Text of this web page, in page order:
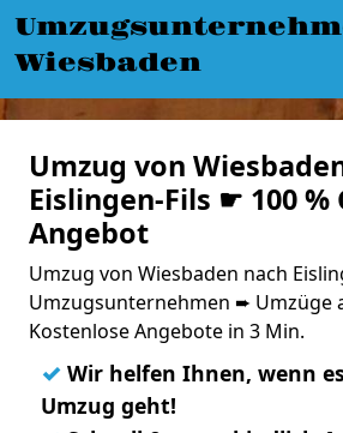
Wiesbaden
Umzug von
Eislingen-Fils ☛ 100 %
Angebot
Umzug von Wiesbaden nach
Umzugsunternehmen ➨ Umzüge
Kostenlose Angebote in 3 Min.
✓ Wir helfen Ihnen, wenn
Umzug geht!